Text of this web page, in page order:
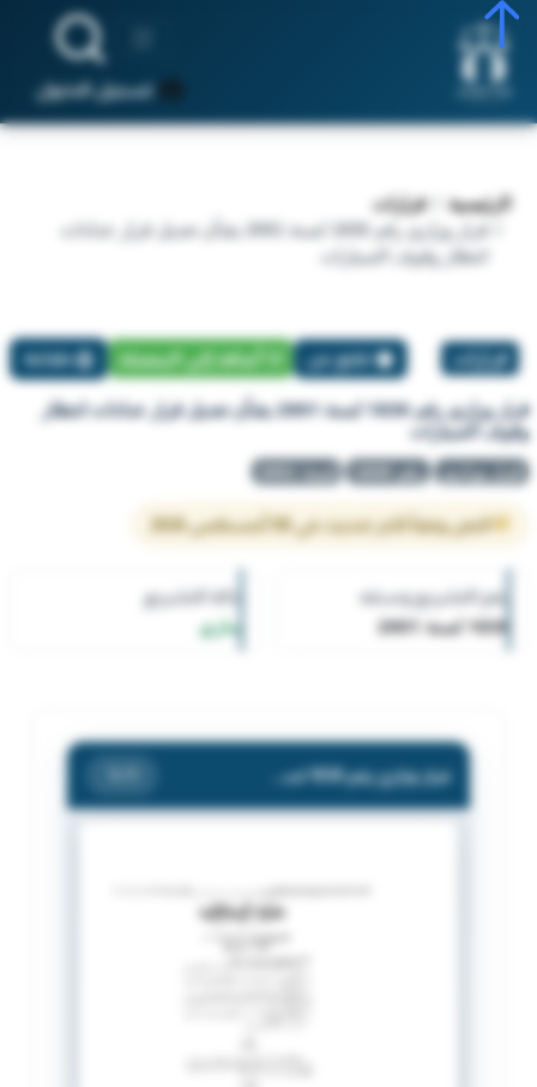
تسجيل الدخول
الرئيسية
قرارات
قرار وزاري رقم 1830 لسنة 2001 بشأن تعديل قرار عدادات
انتظار وقوف السيارات
قرارات تبليغ عن أضافة إلي المفضلة طباعة
قرار وزاري رقم 1830 لسنة 2001 بشأن تعديل قرار عدادات انتظار
وقوف السيارات
قرار وزاري رقم 1830 لسنة 2001
النص وفقاً لآخر تحديث في 08 أغسطس 2026
رقم التشريع وسنته
1830 لسنة 2001
حالة التشريع
ساري